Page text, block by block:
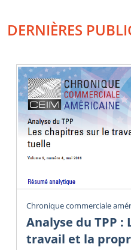
DERNIÈRES
Chronique commerciale
Analyse du TPP :
travail et la